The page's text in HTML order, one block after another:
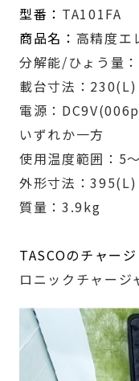
型番： TA101FA
商品名： 高精度エ
分解能/ひょう量
載台寸法：
電源：
いずれか一方
使用温度範囲：5
外形寸法：
質量：3.9kg
TASCOのチャー
ロニックチャージ